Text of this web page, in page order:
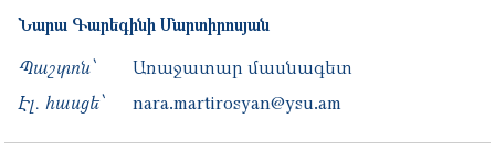
Նարա Գարեգինի Մարտիրոսյան
Պաշտոն՝
Առաջատար մասնագետ
Էլ. հասցե՝
nara.martirosyan@ysu.am